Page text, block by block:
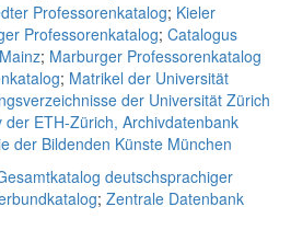
Professorenkatalog; Kieler
Professorenkatalog; Catalogus
; Marburger Professorenkatalog
; Matrikel der Universität
der Universität Zürich
der ETH-Zürich, Archivdatenbank
der Bildenden Künste München
deutschsprachiger
; Zentrale Datenbank